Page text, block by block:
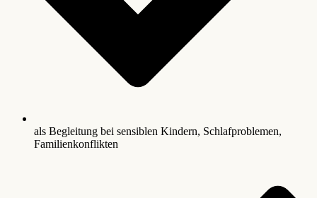
als Begleitung bei sensiblen Kindern, Schlafproblemen,
Familienkonflikten